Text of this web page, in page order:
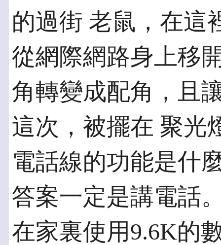
的過街 老鼠，在這
從網際網路身上移
角轉變成配角，且
這次，被擺在 聚光
電話線的功能是什
答案一定是講電話
在家裏使用9.6K的